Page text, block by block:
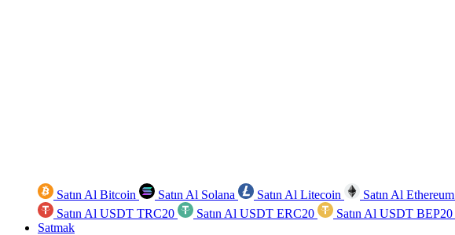
Satın Al Bitcoin Satın Al Solana Satın Al Litecoin Satın Al Ethereum
Satın Al USDT TRC20
Satın Al USDT ERC20 Satın Al USDT BEP20
Satmak